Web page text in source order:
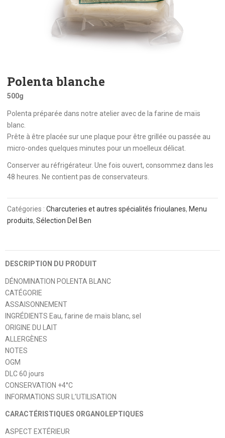
Polenta blanche
500g
Polenta préparée dans notre atelier avec de la farine de maïs
blanc.
Prête à être placée sur une plaque pour être grillée ou passée au
micro-ondes quelques minutes pour un moelleux délicat.
Conserver au réfrigérateur. Une fois ouvert, consommez dans les
48 heures. Ne contient pas de conservateurs.
Catégories :Charcuteries et autres spécialités frioulanes, Menu
produits,Sélection Del Ben
DESCRIPTION DU PRODUIT
DÉNOMINATION POLENTA BLANC
CATÉGORIE
ASSAISONNEMENT
INGRÉDIENTS Eau, farine de maïs blanc, sel
ORIGINE DU LAIT
ALLERGÈNES
NOTES
OGM
DLC 60 jours
CONSERVATION +4°C
INFORMATIONS SUR L’UTILISATION
CARACTÉRISTIQUES ORGANOLEPTIQUES
ASPECT EXTÉRIEUR